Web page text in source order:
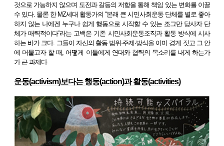
것으로 가능하지 않으며 도전과 갈등의 저항을 통해 책임 있는 변화를 이끌
수 있다. 물론 한 MZ세대 활동가의 “본래 큰 시민사회운동 단체를 별로 좋아
하지 않는 나에겐 누구나 쉽게 행동으로 시작할 수 있는 조그만 당사자 단
체가 매력적이다”라는 고백은 기존 시민사회운동조직과 활동 방식에 시사
하는 바가 크다. 그들이 자신의 활동 범위·주제·방식을 이미 경계 짓고 그 안
에 머물고자 할 때, 어떻게 이들에게 연대와 협력의 목소리를 내게 하는가
가 큰 과제다.
운동(activism)보다는 행동(action)과 활동(activities)